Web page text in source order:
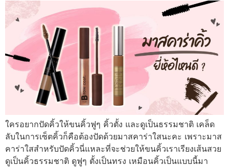
ใครอยากปัดคิ้วให้ขนคิ้วฟูๆ คิ้วตั้ง และดูเป็นธรรมชาติ เคล็ด
ลับในการเซ็ตคิ้วก็คือต้องปัดด้วยมาสคาร่าใสนะคะ เพราะมาส
คาร่าใสสำหรับปัดคิ้วนี่แหละที่จะช่วยให้ขนคิ้วเราเรียงเส้นสวย
ดูเป็นคิ้วธรรมชาติ ดูฟูๆ ตั้งเป็นทรง เหมือนคิ้วเป็นแบบนี้มา